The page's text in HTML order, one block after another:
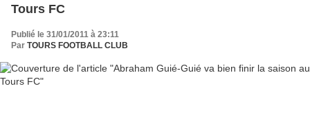
Tours FC
Publié le 31/01/2011 à 23:11
Par TOURS FOOTBALL CLUB